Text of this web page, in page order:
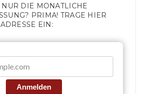
NUR DIE MONATLICHE
PRIMA! TRAGE HIER
EIN:
Anmelden